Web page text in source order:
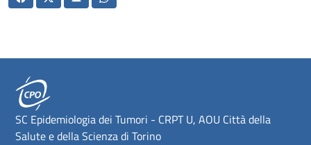
SC Epidemiologia dei Tumori - CRPT U, AOU Città della
Salute e della Scienza di Torino